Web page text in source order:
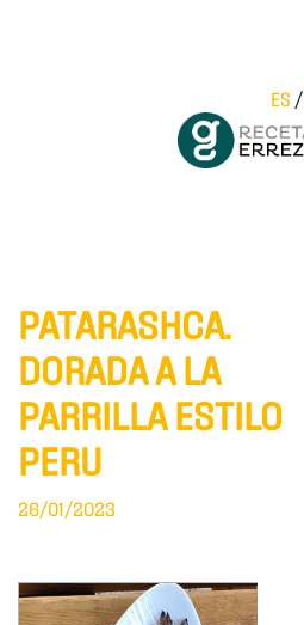
ES /
PATARASHCA.
DORADA A LA
PARRILLA ESTILO
PERU
26/01/2023